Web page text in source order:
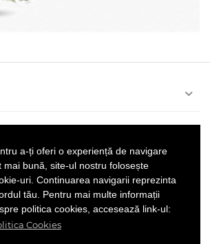
a-ți oferi o experiență de navigare
mai bună, site-ul nostru folosește
uri. Continuarea navigarii reprezinta
tău. Pentru mai multe informații
politica cookies, accesează link-ul:
Cookies